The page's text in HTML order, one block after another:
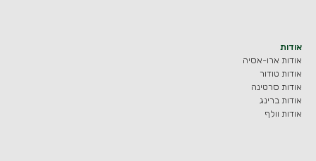
אודות
אודות ארו-אסיה
אודות טודור
אודות סרטינה
אודות ברינג
אודות וולף